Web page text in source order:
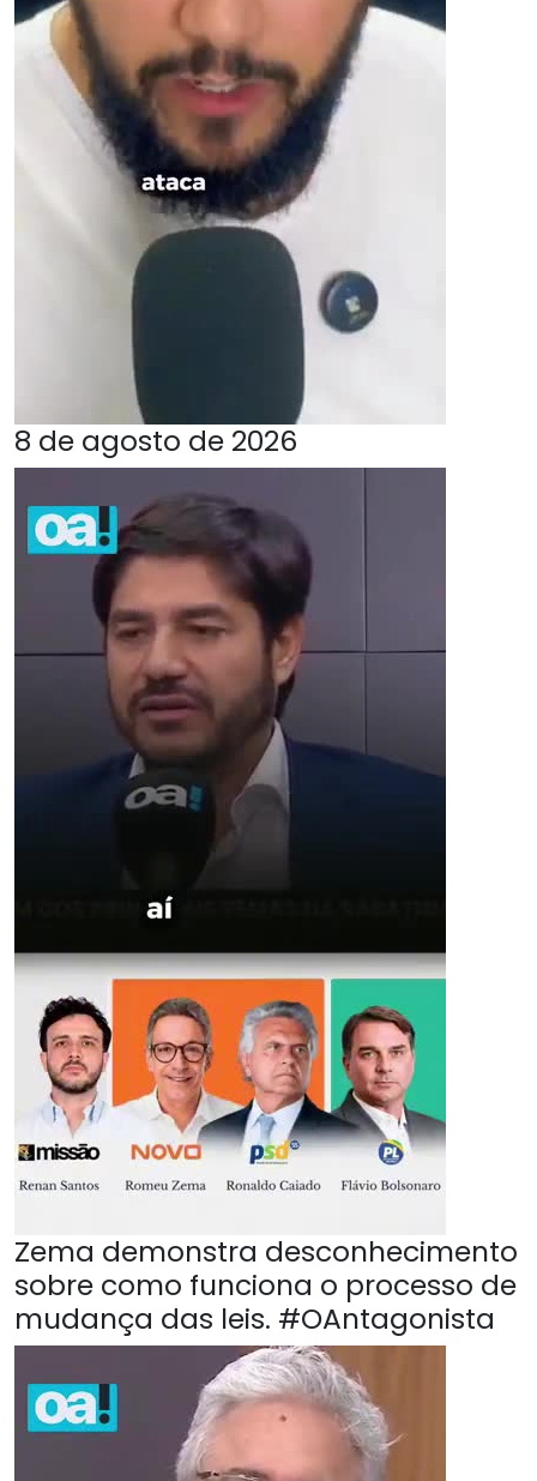
8 de agosto de 2026
Zema demonstra desconhecimento
sobre como funciona o processo de
mudança das leis. #OAntagonista